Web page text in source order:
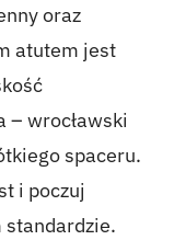
oraz
atutem jest
– wrocławski
spaceru.
i poczuj
standardzie.